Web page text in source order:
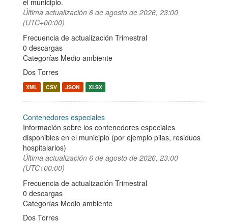
el municipio.
Última actualización 6 de agosto de 2026, 23:00
(UTC+00:00)
Frecuencia de actualización Trimestral
0 descargas
Categorías Medio ambiente
Dos Torres
XML CSV JSON XLSX
Contenedores especiales
Información sobre los contenedores especiales
disponibles en el municipio (por ejemplo pilas, residuos
hospitalarios)
Última actualización 6 de agosto de 2026, 23:00
(UTC+00:00)
Frecuencia de actualización Trimestral
0 descargas
Categorías Medio ambiente
Dos Torres